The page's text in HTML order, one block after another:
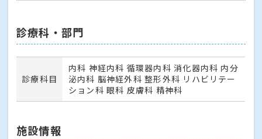
診療科・部門
診療科目
内科 神経内科 循環器内科 消化器内科 内分
泌内科 脳神経外科 整形外科 リハビリテー
ション科 眼科 皮膚科 精神科
施設情報